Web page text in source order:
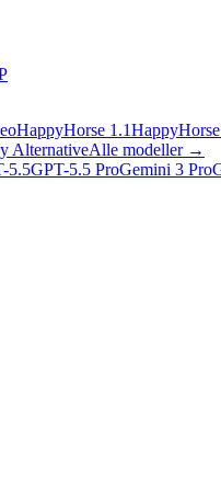
HappyHorse 1.1
AlternativeAlle modeller→
5.5GPT-5.5 ProGemini 3 Pro